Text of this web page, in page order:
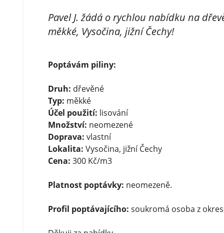
Pavel J. žádá o rychlou nabídku na
měkké, Vysočina, jižní Čechy!
Poptávám piliny:
Druh: dřevěné
Typ: měkké
Účel použití: lisování
Množství: neomezené
Doprava: vlastní
Lokalita: Vysočina, jižní Čechy
Cena: 300 Kč/m3
Platnost poptávky: neomezeně.
Profil poptávajícího: soukromá osoba z